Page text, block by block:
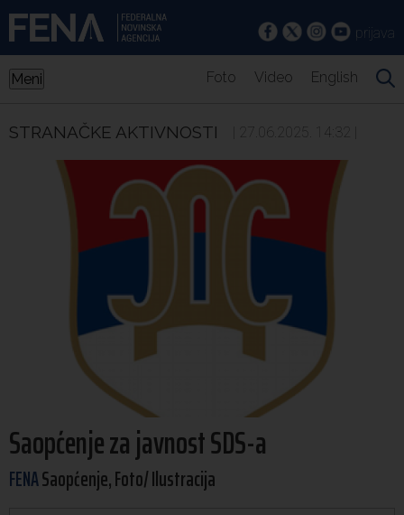
prijava
Meni Foto Video English
STRANAČKE AKTIVNOSTI | 27.06.2025. 14:32 |
Saopćenje za javnost SDS-a
FENASaopćenje, Foto/ Ilustracija